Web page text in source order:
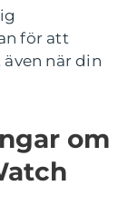
för att
när din
om